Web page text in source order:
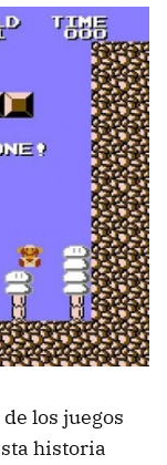
los juegos
historia